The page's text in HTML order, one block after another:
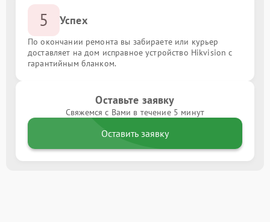
5 Успех
По окончании ремонта вы забираете или курьер
доставляет на дом исправное устройство Hikvision с
гарантийным бланком.
Оставьте заявку
Свяжемся с Вами в течение 5 минут
Оставить заявку